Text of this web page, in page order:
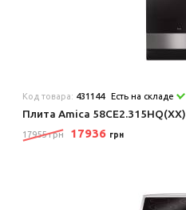
Код товара: 431144 Есть на складе
Плита Amica 58CE2.315HQ(XX)
17955 грн 17936 грн